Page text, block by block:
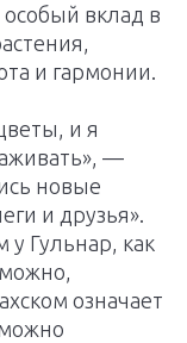
вклад в
и гармонии.
и я
—
новые
и друзья».
у Гульнар, как
означает